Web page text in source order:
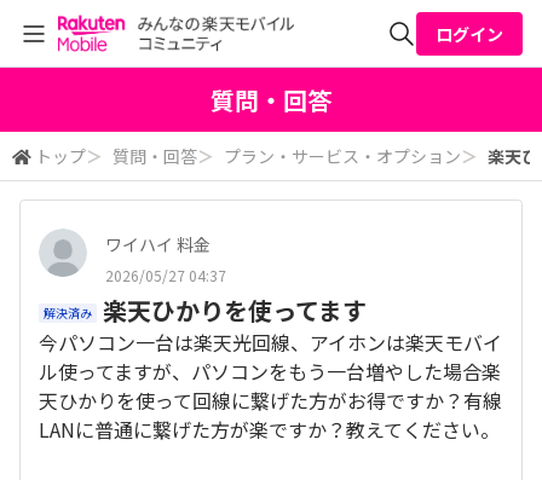
検索
ログイン
質問・回答
トップ＞ 質問・回答＞ プラン・サービス・オプション＞ 楽天
ワイハイ 料金
2026/05/27 04:37
解決済み 楽天ひかりを使ってます
今パソコン一台は楽天光回線、アイホンは楽天モバイ
ル使ってますが、パソコンをもう一台増やした場合楽
天ひかりを使って回線に繋げた方がお得ですか？有線
LANに普通に繋げた方が楽ですか？教えてください。